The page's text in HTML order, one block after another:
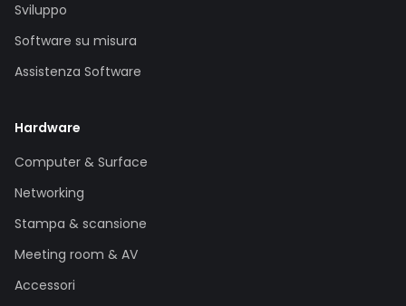
Sviluppo
Software su misura
Assistenza Software
Hardware
Computer & Surface
Networking
Stampa & scansione
Meeting room & AV
Accessori